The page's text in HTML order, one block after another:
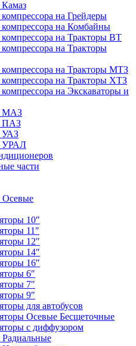
на Грейдеры
на Комбайны
на Тракторы ВТ
на Тракторы
на Тракторы МТЗ
на Тракторы ХТЗ
на Экскаваторы и
МАЗ
ПАЗ
УАЗ
УРАЛ
части
Осевые
10″
11″
12″
14″
16″
6″
7″
9″
для автобусов
Осевые Бесщеточные
с диффузором